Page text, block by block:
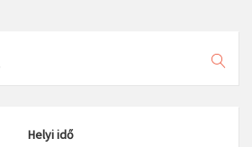
Helyi idő